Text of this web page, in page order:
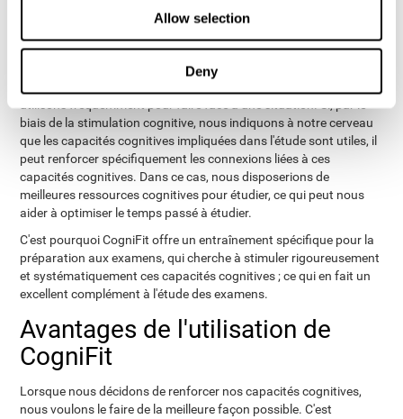
Allow selection
Deny
plasticité cérébrale, aussi appelée neuroplasticité. La plasticité
à la stimulation, aux activités et aux expériences, par le
renforcement des connexions utiles impliquées. Notre cerveau
biais de la stimulation cognitive, nous indiquons à notre cerveau
que les capacités cognitives impliquées dans l'étude sont utiles, il
peut renforcer spécifiquement les connexions liées à ces
capacités cognitives. Dans ce cas, nous disposerions de
meilleures ressources cognitives pour étudier, ce qui peut nous
aider à optimiser le temps passé à étudier.
C'est pourquoi CogniFit offre un entraînement spécifique pour la
préparation aux examens, qui cherche à stimuler rigoureusement
et systématiquement ces capacités cognitives ; ce qui en fait un
excellent complément à l'étude des examens.
Avantages de l'utilisation de
CogniFit
Lorsque nous décidons de renforcer nos capacités cognitives,
nous voulons le faire de la meilleure façon possible. C'est